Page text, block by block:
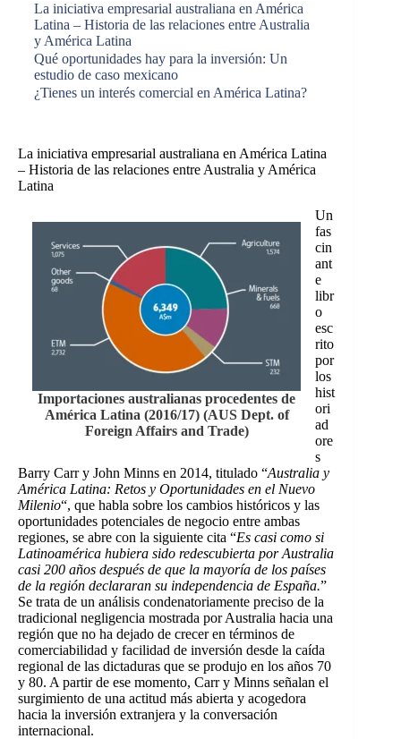
La iniciativa empresarial australiana en América
Latina – Historia de las relaciones entre Australia
y América Latina
Qué oportunidades hay para la inversión: Un
estudio de caso mexicano
¿Tienes un interés comercial en América Latina?
La iniciativa empresarial australiana en América Latina
– Historia de las relaciones entre Australia y América
Latina
Importaciones australianas procedentes de
América Latina (2016/17) (AUS Dept. of
Foreign Affairs and Trade)
Un
fas
cin
ant
e
libr
o
esc
rito
por
los
hist
ori
ad
ore
s
Barry Carr y John Minns en 2014, titulado “Australia y
América Latina: Retos y Oportunidades en el Nuevo
Milenio“, que habla sobre los cambios históricos y las
oportunidades potenciales de negocio entre ambas
regiones, se abre con la siguiente cita “Es casi como si
Latinoamérica hubiera sido redescubierta por Australia
casi 200 años después de que la mayoría de los países
de la región declararan su independencia de España.”
Se trata de un análisis condenatoriamente preciso de la
tradicional negligencia mostrada por Australia hacia una
región que no ha dejado de crecer en términos de
comerciabilidad y facilidad de inversión desde la caída
regional de las dictaduras que se produjo en los años 70
y 80. A partir de ese momento, Carr y Minns señalan el
surgimiento de una actitud más abierta y acogedora
hacia la inversión extranjera y la conversación
internacional.